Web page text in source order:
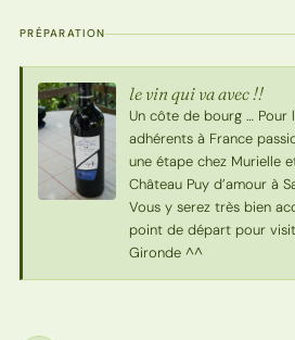
PRÉPARATION
le vin qui va avec !!
Un côte de bourg … Pour
adhérents à France
une étape chez Murielle
Château Puy d’amour à
Vous y serez très bien
point de départ pour
Gironde ^^